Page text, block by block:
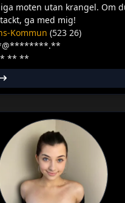
moten utan krangel. Om
ga med mig!
Kommun (523 26)
** **